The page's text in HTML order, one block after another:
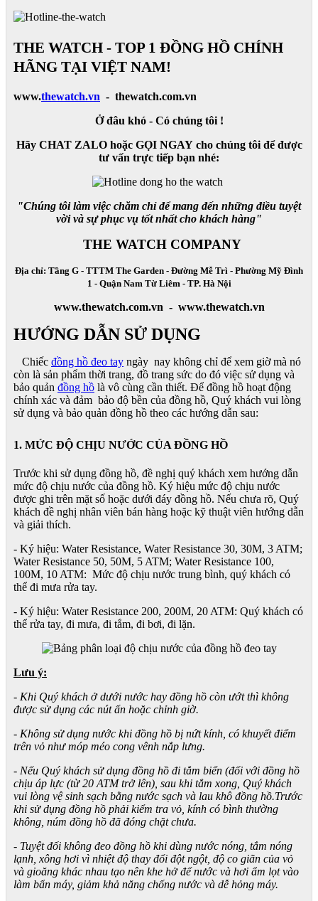
THE WATCH - TOP 1 ĐỒNG HỒ CHÍNH
HÃNG TẠI VIỆT NAM!
www.thewatch.vn - thewatch.com.vn
Ở đâu khó - Có chúng tôi !
Hãy CHAT ZALO hoặc GỌI NGAY cho chúng tôi để được
tư vấn trực tiếp bạn nhé:
"Chúng tôi làm việc chăm chỉ để mang đến những điều tuyệt
vời và sự phục vụ tốt nhất cho khách hàng"
THE WATCH COMPANY
Địa chỉ: Tầng G - TTTM The Garden - Đường Mễ Trì - Phường Mỹ Đình
1 - Quận Nam Từ Liêm - TP. Hà Nội
www.thewatch.com.vn - www.thewatch.vn
HƯỚNG DẪN SỬ DỤNG
Chiếc đồng hồ đeo tay ngày nay không chỉ để xem giờ mà nó
còn là sản phẩm thời trang, đồ trang sức do đó việc sử dụng và
bảo quản đồng hồ là vô cùng cần thiết. Để đồng hồ hoạt động
chính xác và đảm bảo độ bền của đồng hồ, Quý khách vui lòng
sử dụng và bảo quản đồng hồ theo các hướng dẫn sau:
1. MỨC ĐỘ CHỊU NƯỚC CỦA ĐỒNG HỒ
Trước khi sử dụng đồng hồ, đề nghị quý khách xem hướng dẫn
mức độ chịu nước của đồng hồ. Ký hiệu mức độ chịu nước
được ghi trên mặt số hoặc dưới đáy đồng hồ. Nếu chưa rõ, Quý
khách đề nghị nhân viên bán hàng hoặc kỹ thuật viên hướng dẫn
và giải thích.
- Ký hiệu: Water Resistance, Water Resistance 30, 30M, 3 ATM;
Water Resistance 50, 50M, 5 ATM; Water Resistance 100,
100M, 10 ATM: Mức độ chịu nước trung bình, quý khách có
thể đi mưa rửa tay.
- Ký hiệu: Water Resistance 200, 200M, 20 ATM: Quý khách có
thể rửa tay, đi mưa, đi tắm, đi bơi, đi lặn.
Lưu ý:
- Khi Quý khách ở dưới nước hay đồng hồ còn ướt thì không
được sử dụng các nút ấn hoặc chỉnh giờ.
- Không sử dụng nước khi đồng hồ bị nứt kính, có khuyết điểm
trên vỏ như móp méo cong vênh nắp lưng.
- Nếu Quý khách sử dụng đồng hồ đi tắm biển (đối với đồng hồ
chịu áp lực (từ 20 ATM trở lên), sau khi tắm xong, Quý khách
vui lòng vệ sinh sạch bằng nước sạch và lau khô đồng hồ.Trước
khi sử dụng đồng hồ phải kiểm tra vỏ, kính có bình thường
không, núm đồng hồ đã đóng chặt chưa.
- Tuyệt đối không đeo đồng hồ khi dùng nước nóng, tắm nóng
lạnh, xông hơi vì nhiệt độ thay đổi đột ngột, độ co giãn của vỏ
và gioăng khác nhau tạo nên khe hở để nước và hơi ẩm lọt vào
làm bẩn máy, giảm khả năng chống nước và dễ hỏng máy.